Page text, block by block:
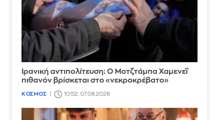
Ιρανική αντιπολίτευση: Ο Μοτζτάμπα Χαμενεΐ
πιθανόν βρίσκεται στο «νεκροκρέβατο»
ΚΟΣΜΟΣ 10:52, 07.08.2026